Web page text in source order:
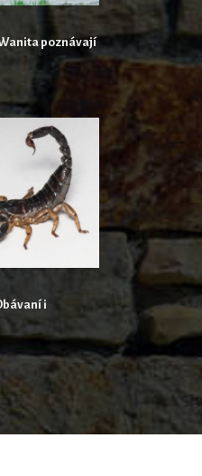
poznávají
i